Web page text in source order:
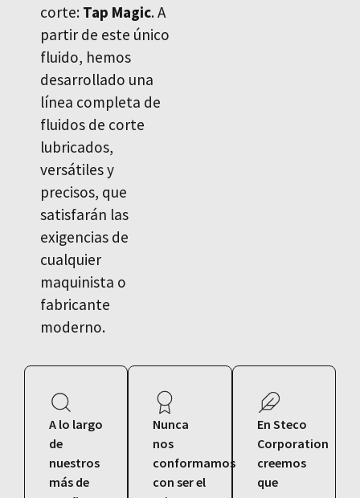
corte: Tap Magic. A
partir de este único
fluido, hemos
desarrollado una
línea completa de
fluidos de corte
lubricados,
versátiles y
precisos, que
satisfarán las
exigencias de
cualquier
maquinista o
fabricante
moderno.
A lo largo
de
nuestros
más de
Nunca
nos
conformamos
con ser el
En Steco
Corporation
creemos
que